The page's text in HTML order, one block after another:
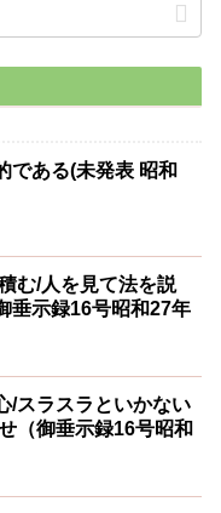
である(未発表 昭和
む/人を見て法を説
垂示録16号昭和27年
/スラスラといかない
（御垂示録16号昭和